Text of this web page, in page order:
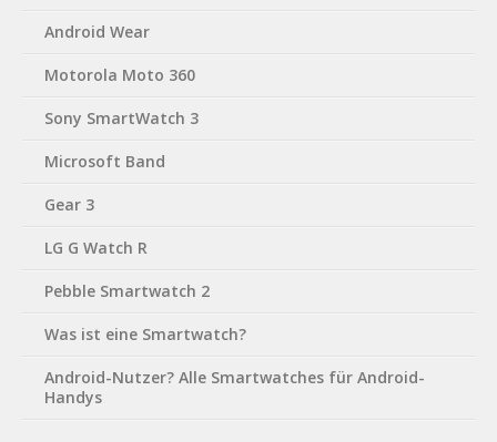
Android Wear
Motorola Moto 360
Sony SmartWatch 3
Microsoft Band
Gear 3
LG G Watch R
Pebble Smartwatch 2
Was ist eine Smartwatch?
Android-Nutzer? Alle Smartwatches für Android-
Handys